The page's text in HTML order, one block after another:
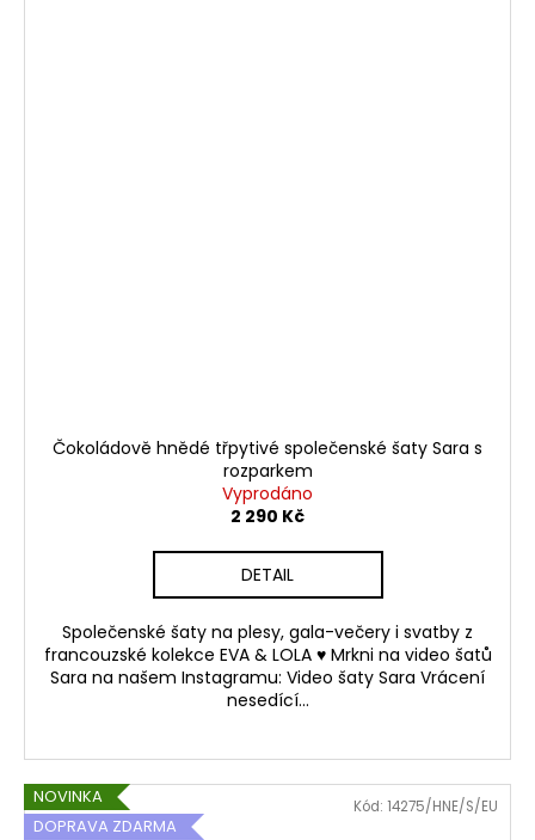
Čokoládově hnědé třpytivé společenské šaty Sara s
rozparkem
Vyprodáno
2 290 Kč
DETAIL
Společenské šaty na plesy, gala-večery i svatby z
francouzské kolekce EVA & LOLA ♥ Mrkni na video šatů
Sara na našem Instagramu: Video šaty Sara Vrácení
nesedící...
NOVINKA
DOPRAVA ZDARMA
Kód: 14275/HNE/S/EU